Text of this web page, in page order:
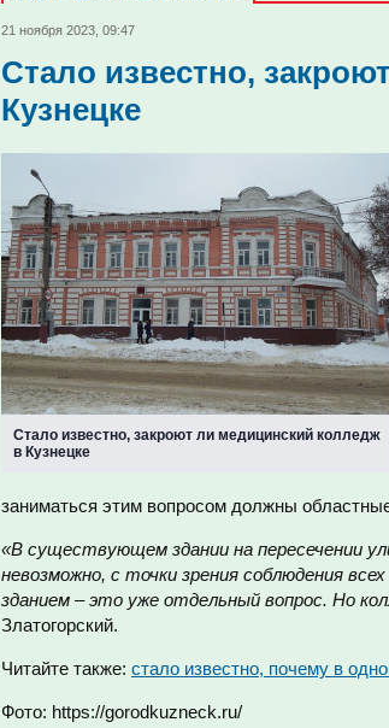
21 ноября 2023, 09:47
Стало известно,
Кузнецке
Стало известно, закроют ли медицинский колледж
в Кузнецке
заниматься этим вопросом должны
«В существующем здании на пересечении
невозможно, с точки зрения соблюдения
зданием – это уже отдельный вопрос. Но
Златогорский.
Читайте также: стало известно, почему в
Фото: https://gorodkuzneck.ru/